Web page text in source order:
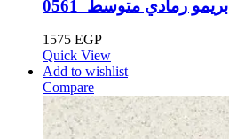
بريمو رمادي متوسط ​​ 0561
1575 EGP
Quick View
Add to wishlist
Compare